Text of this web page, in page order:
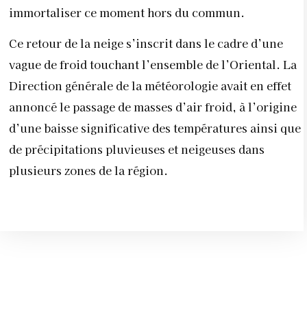
immortaliser ce moment hors du commun.
Ce retour de la neige s’inscrit dans le cadre d’une
vague de froid touchant l’ensemble de l’Oriental. La
Direction générale de la météorologie avait en effet
annoncé le passage de masses d’air froid, à l’origine
d’une baisse significative des températures ainsi que
de précipitations pluvieuses et neigeuses dans
plusieurs zones de la région.